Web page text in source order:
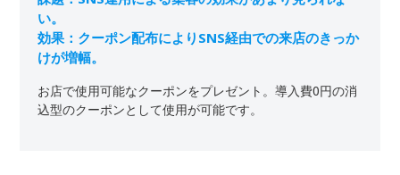
い。
効果：クーポン配布によりSNS経由での来店のきっか
けが増幅。
お店で使用可能なクーポンをプレゼント。導入費0円の消
込型のクーポンとして使用が可能です。